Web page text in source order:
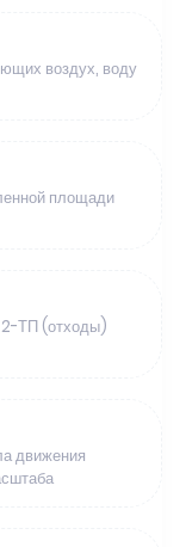
воздух, воду
площади
2-ТП (отходы)
движения